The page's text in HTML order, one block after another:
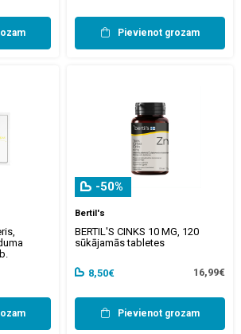
Pievienot grozam
-50%
Bertil's
BERTIL'S CINKS 10 MG, 120
sūkājamās tabletes
8,50€ 16,99€
Pievienot grozam